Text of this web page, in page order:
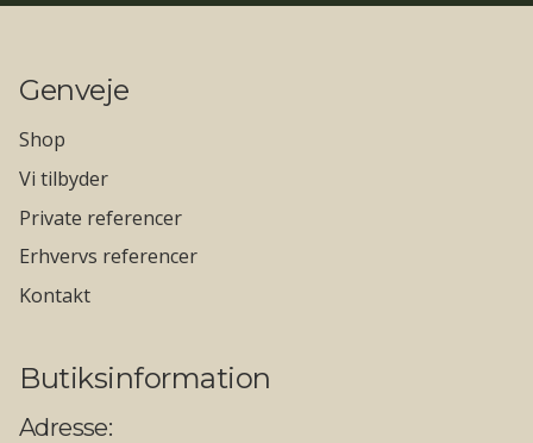
Genveje
Shop
Vi tilbyder
Private referencer
Erhvervs referencer
Kontakt
Butiksinformation
Adresse: